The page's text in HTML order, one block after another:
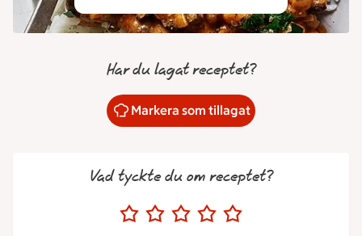
Har du lagat receptet?
Markera som tillagat
Vad tyckte du om receptet?